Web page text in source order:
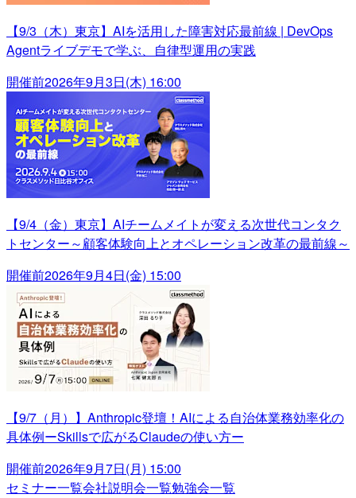
【9/3（木）東京】AIを活用した障害対応最前線 | DevOps
Agentライブデモで学ぶ、自律型運用の実践
開催前2026年9月3日(木) 16:00
【9/4（金）東京】AIチームメイトが変える次世代コンタク
トセンター～顧客体験向上とオペレーション改革の最前線～
開催前2026年9月4日(金) 15:00
【9/7（月）】Anthropic登壇！AIによる自治体業務効率化の
具体例ーSkillsで広がるClaudeの使い方ー
開催前2026年9月7日(月) 15:00
セミナー一覧会社説明会一覧勉強会一覧